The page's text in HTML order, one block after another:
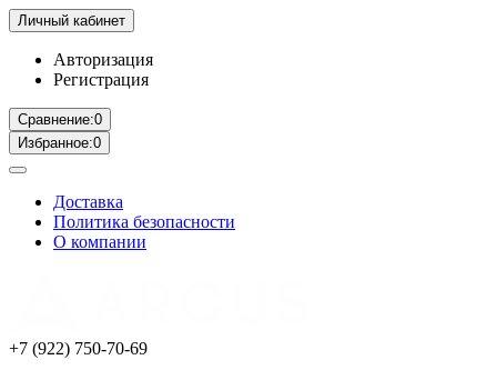
Личный кабинет
Авторизация
Регистрация
Сравнение:0
Избранное:0
Доставка
Политика безопасности
О компании
+7 (922) 750-70-69